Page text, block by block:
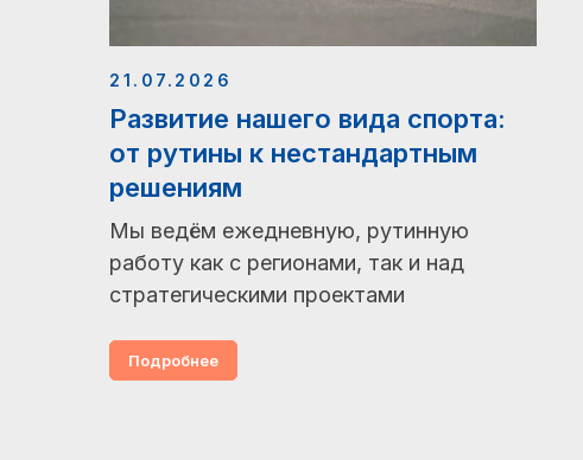
21.07.2026
Развитие нашего вида спорта:
от рутины к нестандартным
решениям
Мы ведём ежедневную, рутинную
работу как с регионами, так и над
стратегическими проектами
Подробнее